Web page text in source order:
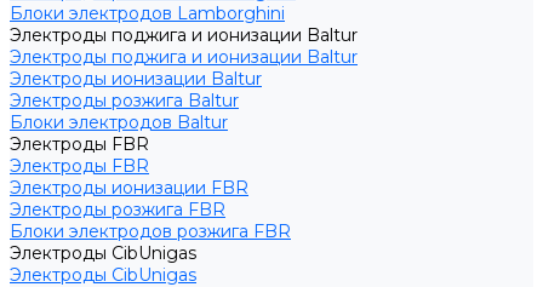
Блоки электродов Lamborghini
Электроды поджига и ионизации Baltur
Электроды поджига и ионизации Baltur
Электроды ионизации Baltur
Электроды розжига Baltur
Блоки электродов Baltur
Электроды FBR
Электроды FBR
Электроды ионизации FBR
Электроды розжига FBR
Блоки электродов розжига FBR
Электроды CibUnigas
Электроды CibUnigas